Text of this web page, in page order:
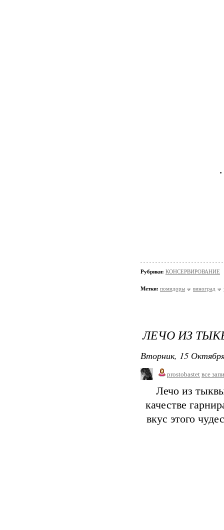
Рубрики: КОНСЕРВИРОВАНИЕ
Метки: помидоры виноград
ЛЕЧО ИЗ
Вторник, 15
prostobastet все
Лечо из
качестве
вкус этого